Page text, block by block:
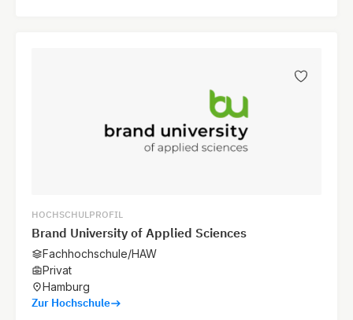
HOCHSCHULPROFIL
Brand University of Applied Sciences
Fachhochschule/HAW
Privat
Hamburg
Zur Hochschule